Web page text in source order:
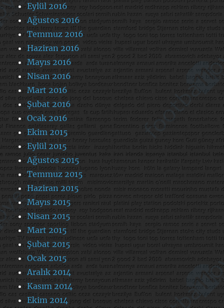
Eylül 2016
Ağustos 2016
Temmuz 2016
Haziran 2016
Mayıs 2016
Nisan 2016
Mart 2016
Şubat 2016
Ocak 2016
Ekim 2015
Eylül 2015
Ağustos 2015
Temmuz 2015
Haziran 2015
Mayıs 2015
Nisan 2015
Mart 2015
Şubat 2015
Ocak 2015
Aralık 2014
Kasım 2014
Ekim 2014